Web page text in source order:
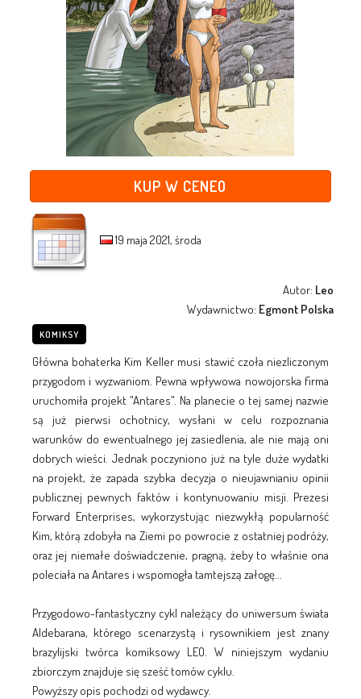
KUP W CENEO
19 maja 2021, środa
Autor: Leo
Wydawnictwo: Egmont Polska
KOMIKSY
Główna bohaterka Kim Keller musi stawić czoła niezliczonym
przygodom i wyzwaniom. Pewna wpływowa nowojorska firma
uruchomiła projekt "Antares". Na planecie o tej samej nazwie
są już pierwsi ochotnicy, wysłani w celu rozpoznania
warunków do ewentualnego jej zasiedlenia, ale nie mają oni
dobrych wieści. Jednak poczyniono już na tyle duże wydatki
na projekt, że zapada szybka decyzja o nieujawnianiu opinii
publicznej pewnych faktów i kontynuowaniu misji. Prezesi
Forward Enterprises, wykorzystując niezwykłą popularność
Kim, którą zdobyła na Ziemi po powrocie z ostatniej podróży,
oraz jej niemałe doświadczenie, pragną, żeby to właśnie ona
poleciała na Antares i wspomogła tamtejszą załogę...
Przygodowo-fantastyczny cykl należący do uniwersum świata
Aldebarana, którego scenarzystą i rysownikiem jest znany
brazylijski twórca komiksowy LEO. W niniejszym wydaniu
zbiorczym znajduje się sześć tomów cyklu.
Powyższy opis pochodzi od wydawcy.